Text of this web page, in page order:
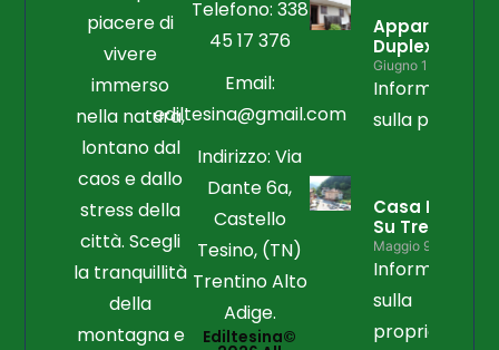
piacere di
vivere
immerso
nella natura,
lontano dal
caos e dallo
stress della
città. Scegli
la tranquillità
della
montagna e
Telefono: 338
45 17 376
Email:
ediltesina@gmail.com
Indirizzo: Via
Dante 6a,
Castello
Tesino, (TN)
Trentino Alto
Adige.
Ediltesina©
Duplex
Giugno 15, 2026
Informazioni
sulla
Casa Libera
Su Tre Lati
Maggio 9, 2026
Informazioni
sulla
proprietà